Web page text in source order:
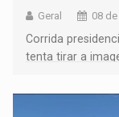
Geral 08
Corrida
tenta tirar a
não ter entrado